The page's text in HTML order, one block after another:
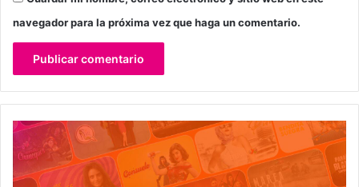
navegador para la próxima vez que haga un comentario.